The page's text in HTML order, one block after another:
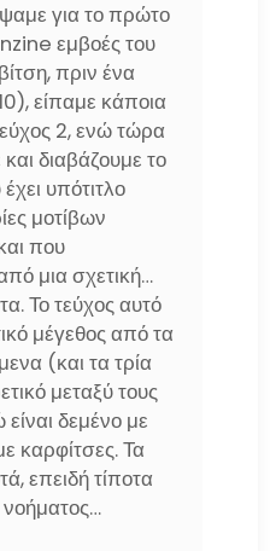
για το πρώτο
εμβοές του
πριν ένα
είπαμε κάποια
2, ενώ τώρα
διαβάζουμε το
υπότιτλο
μοτίβων
που
μια σχετική…
Το τεύχος αυτό
μέγεθος από τα
(και τα τρία
μεταξύ τους
δεμένο με
καρφίτσες. Τα
επειδή τίποτα
νοήματος…